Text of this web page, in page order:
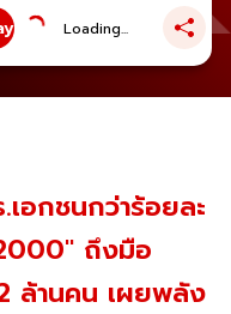
Loading...
อกชนกว่าร้อยละ
ถึงมือ
ล้านคน เผยพลัง